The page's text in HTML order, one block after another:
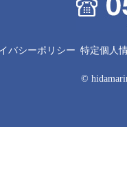
バシーポリシー 特定個人
©